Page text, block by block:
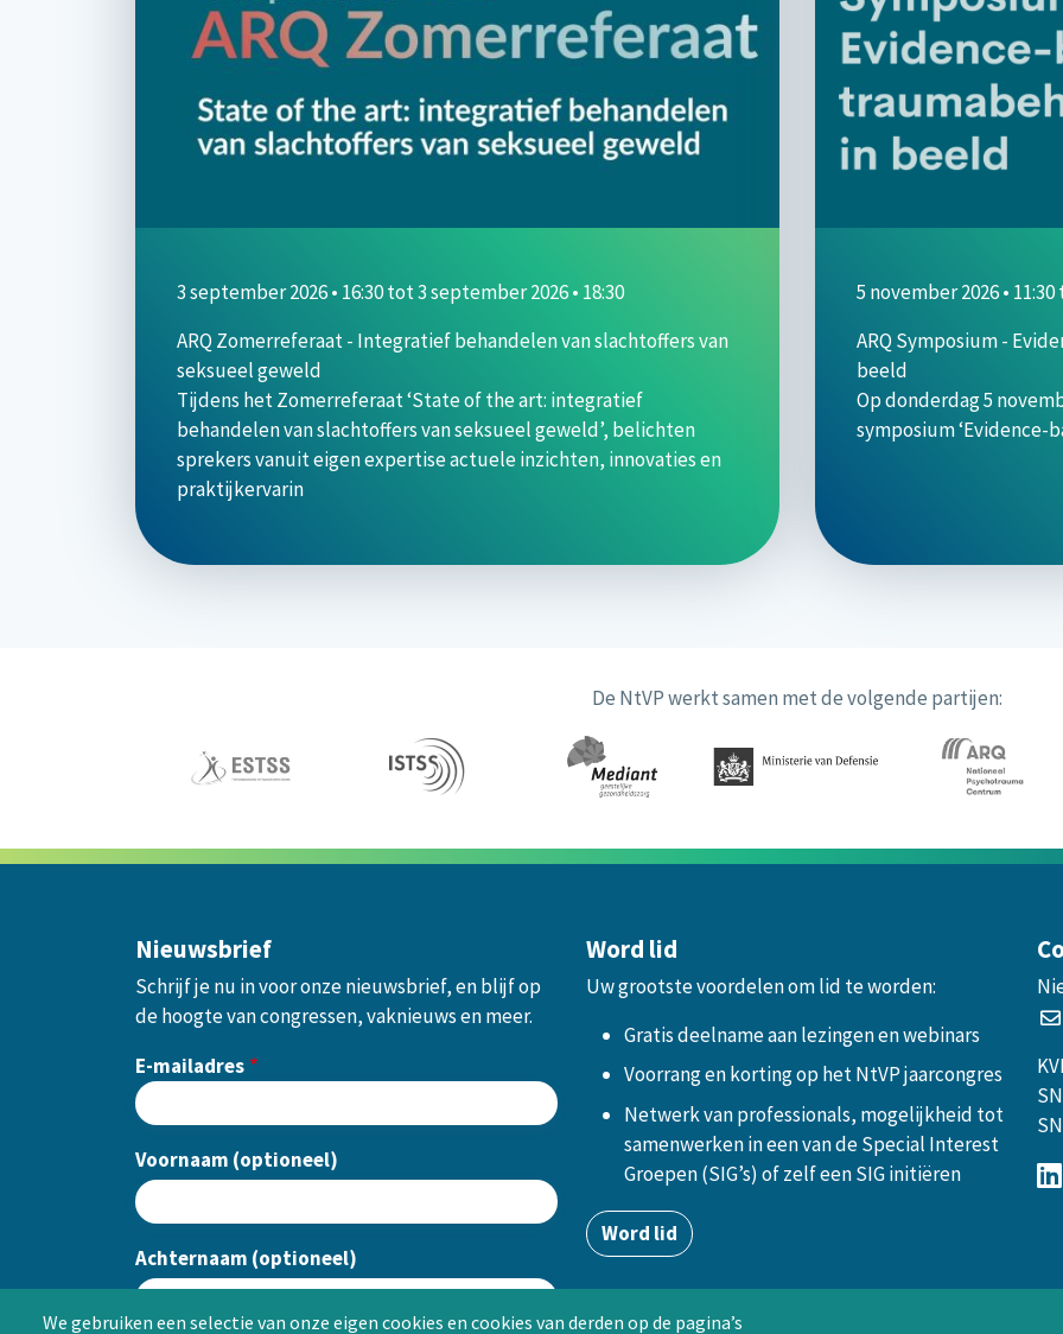
We gebruiken een selectie van onze eigen cookies en cookies van derden op de pagina’s
3 september 2026 • 16:30tot3 september 2026 • 18:30
ARQ Zomerreferaat - Integratief behandelen van slachtoffers van
seksueel geweld
Tijdens het Zomerreferaat ‘State of the art: integratief
behandelen van slachtoffers van seksueel geweld’, belichten
sprekers vanuit eigen expertise actuele inzichten, innovaties en
praktijkervarin
5 november 2026 • 11:30
ARQ Symposium -
beeld
Op donderdag 5
symposium ‘Evidence-
De NtVP werkt samen met de volgende partijen:
Nieuwsbrief
Schrijf je nu in voor onze nieuwsbrief, en blijf op
de hoogte van congressen, vaknieuws en meer.
E-mailadres
Voornaam (optioneel)
Achternaam (optioneel)
Word lid
Uw grootste voordelen om lid te worden:
Gratis deelname aan lezingen en webinars
Voorrang en korting op het NtVP jaarcongres
Netwerk van professionals, mogelijkheid tot
samenwerken in een van de Special Interest
Groepen (SIG’s) of zelf een SIG initiëren
Word lid